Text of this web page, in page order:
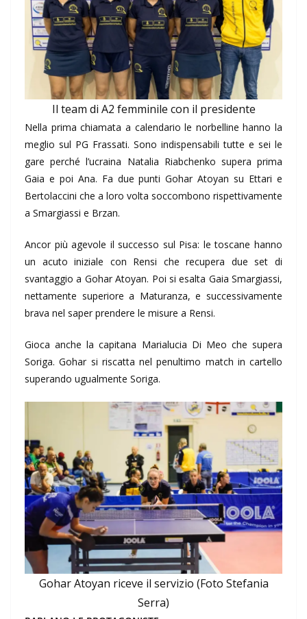
Il team di A2 femminile con il presidente
Nella prima chiamata a calendario le norbelline hanno la
meglio sul PG Frassati. Sono indispensabili tutte e sei le
gare perché l’ucraina Natalia Riabchenko supera prima
Gaia e poi Ana. Fa due punti Gohar Atoyan su Ettari e
Bertolaccini che a loro volta soccombono rispettivamente
a Smargiassi e Brzan.
Ancor più agevole il successo sul Pisa: le toscane hanno
un acuto iniziale con Rensi che recupera due set di
svantaggio a Gohar Atoyan. Poi si esalta Gaia Smargiassi,
nettamente superiore a Maturanza, e successivamente
brava nel saper prendere le misure a Rensi.
Gioca anche la capitana Marialucia Di Meo che supera
Soriga. Gohar si riscatta nel penultimo match in cartello
superando ugualmente Soriga.
Gohar Atoyan riceve il servizio (Foto Stefania
Serra)